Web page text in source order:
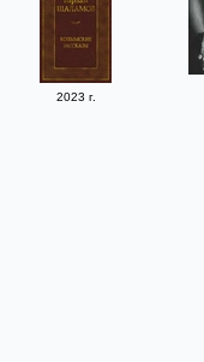
2023 г.